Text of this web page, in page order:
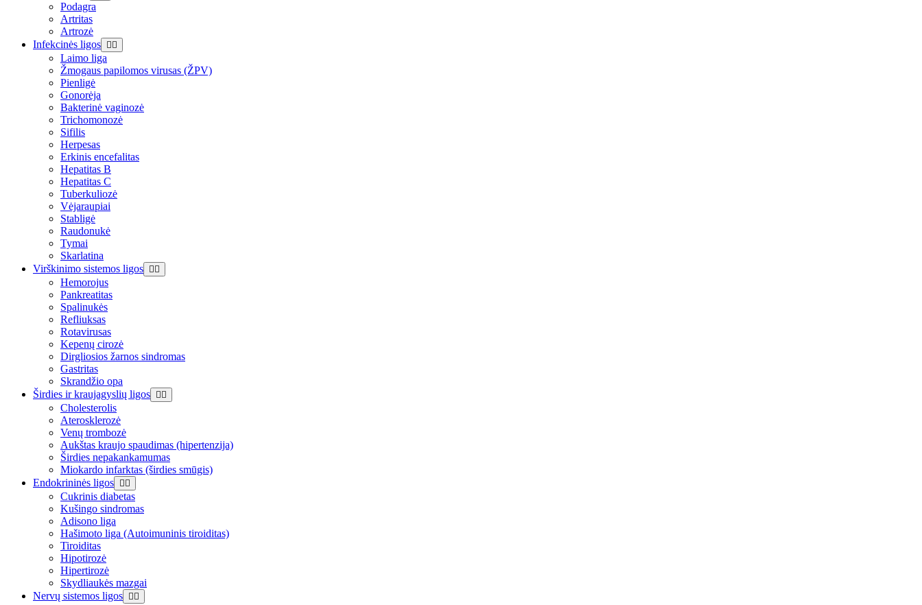
Podagra
Artritas
Artrozė
Infekcinės ligos
Laimo liga
Žmogaus papilomos virusas (ŽPV)
Pienligė
Gonorėja
Bakterinė vaginozė
Trichomonozė
Sifilis
Herpesas
Erkinis encefalitas
Hepatitas B
Hepatitas C
Tuberkuliozė
Vėjaraupiai
Stabligė
Raudonukė
Tymai
Skarlatina
Virškinimo sistemos ligos
Hemorojus
Pankreatitas
Spalinukės
Refliuksas
Rotavirusas
Kepenų cirozė
Dirgliosios žarnos sindromas
Gastritas
Skrandžio opa
Širdies ir kraujagyslių ligos
Cholesterolis
Aterosklerozė
Venų trombozė
Aukštas kraujo spaudimas (hipertenzija)
Širdies nepakankamumas
Miokardo infarktas (širdies smūgis)
Endokrininės ligos
Cukrinis diabetas
Kušingo sindromas
Adisono liga
Hašimoto liga (Autoimuninis tiroiditas)
Tiroiditas
Hipotirozė
Hipertirozė
Skydliaukės mazgai
Nervų sistemos ligos